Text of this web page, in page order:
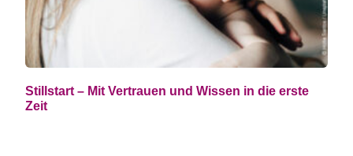
Stillstart – Mit Vertrauen und Wissen in die erste
Zeit